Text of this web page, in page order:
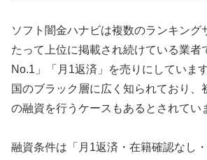
ソフト闇金ハナビは複数のランキング
たって上位に掲載され続けている業者
No.1」「月1返済」を売りにしていま
国のブラック層に広く知られており、
の融資を行うケースもあるとされてい
融資条件は「月1返済・在籍確認なし